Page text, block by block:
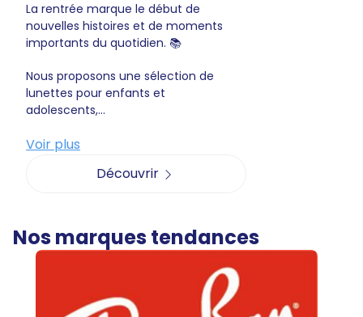
La rentrée marque le début de
nouvelles histoires et de moments
importants du quotidien. 📚
Nous proposons une sélection de
lunettes pour enfants et
adolescents,...
Voir plus
Découvrir
Nos marques tendances